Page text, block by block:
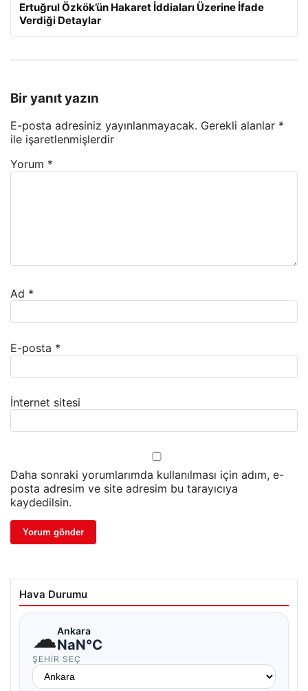
Ertuğrul Özkök’ün Hakaret İddiaları Üzerine İfade
Verdiği Detaylar
Bir yanıt yazın
E-posta adresiniz yayınlanmayacak. Gerekli alanlar *
ile işaretlenmişlerdir
Yorum *
Ad *
E-posta *
İnternet sitesi
Daha sonraki yorumlarımda kullanılması için adım, e-
posta adresim ve site adresim bu tarayıcıya
kaydedilsin.
Hava Durumu
☁Ankara
NaN°C
ŞEHIR SEÇ